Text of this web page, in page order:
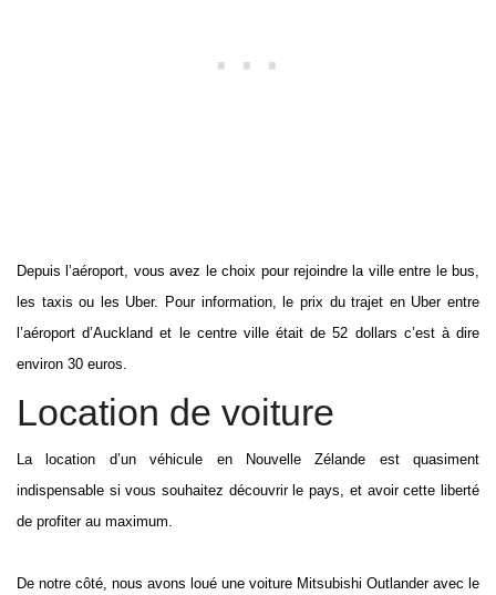
Depuis l’aéroport, vous avez le choix pour rejoindre la ville entre le bus,
les taxis ou les Uber. Pour information, le prix du trajet en Uber entre
l’aéroport d’Auckland et le centre ville était de 52 dollars c’est à dire
environ 30 euros.
Location de voiture
La location d’un véhicule en Nouvelle Zélande est quasiment
indispensable si vous souhaitez découvrir le pays, et avoir cette liberté
de profiter au maximum.
De notre côté, nous avons loué une voiture Mitsubishi Outlander avec le